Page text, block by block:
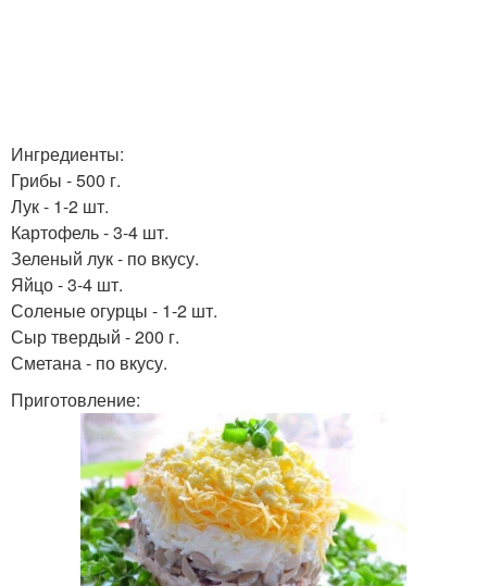
Ингредиенты:
Грибы - 500 г.
Лук - 1-2 шт.
Картофель - 3-4 шт.
Зеленый лук - по вкусу.
Яйцо - 3-4 шт.
Соленые огурцы - 1-2 шт.
Сыр твердый - 200 г.
Сметана - по вкусу.
Приготовление: